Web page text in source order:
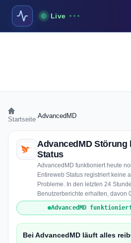
Live
Startseite AdvancedMD
AdvancedMD Störung
Status
AdvancedMD funktioniert heute
Entireweb Status registriert keine
Probleme. In den letzten 24
Benutzerberichte erhalten, davon
AdvancedMD
Bei AdvancedMD läuft alles